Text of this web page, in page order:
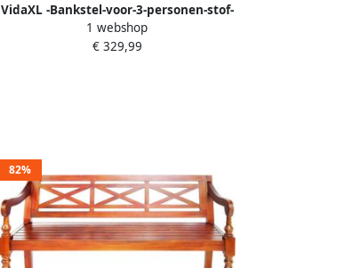
VidaXL -Bankstel-voor-3-personen-stof-
lichtgrijs-2-delig
1 webshop
€ 329,99
82%